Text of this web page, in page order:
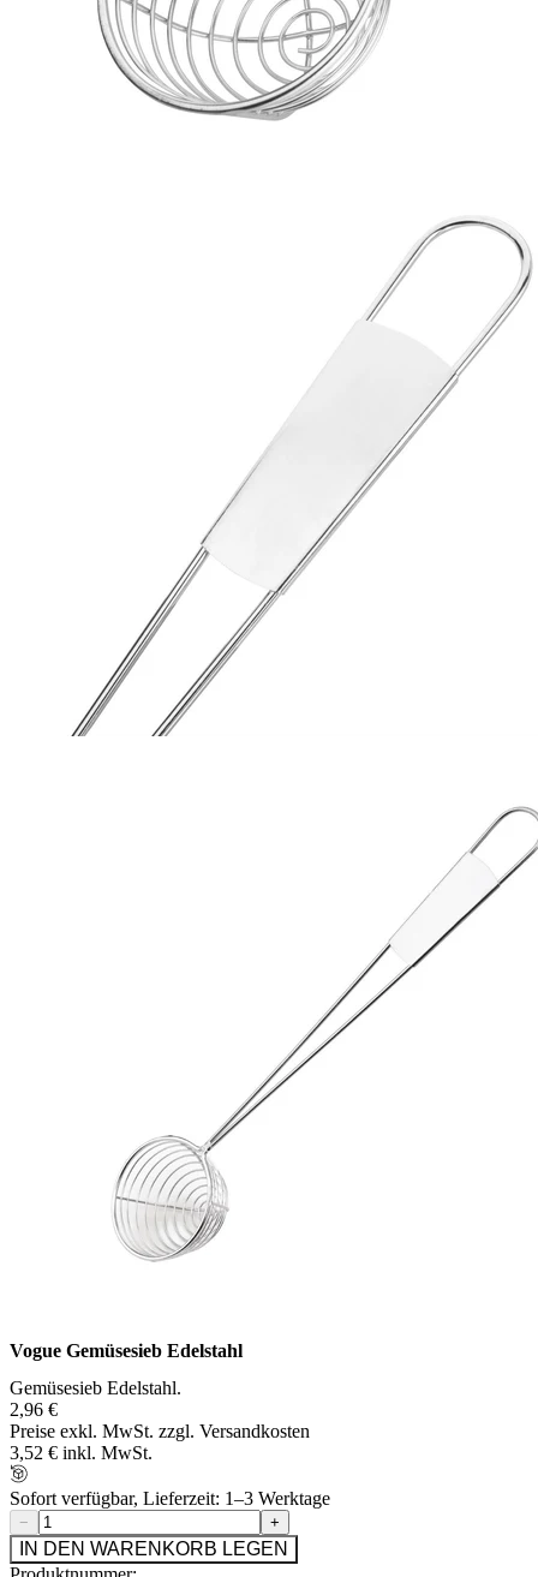
Vogue Gemüsesieb Edelstahl
Gemüsesieb Edelstahl.
2,96 €
Preise exkl. MwSt. zzgl. Versandkosten
3,52 € inkl. MwSt.
Sofort verfügbar, Lieferzeit: 1–3 Werktage
− +
IN DEN WARENKORB LEGEN